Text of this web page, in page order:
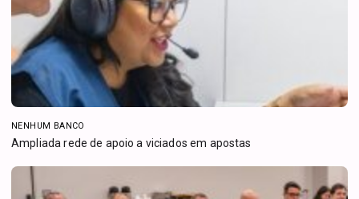
NENHUM BANCO
Ampliada rede de apoio a viciados em apostas